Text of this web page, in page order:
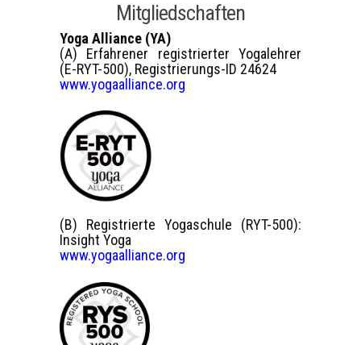
Mitgliedschaften
Yoga Alliance (YA)
(A) Erfahrener registrierter Yogalehrer
(E-RYT-500), Registrierungs-ID 24624
www.yogaalliance.org
(B) Registrierte Yogaschule (RYT-500):
Insight Yoga
www.yogaalliance.org